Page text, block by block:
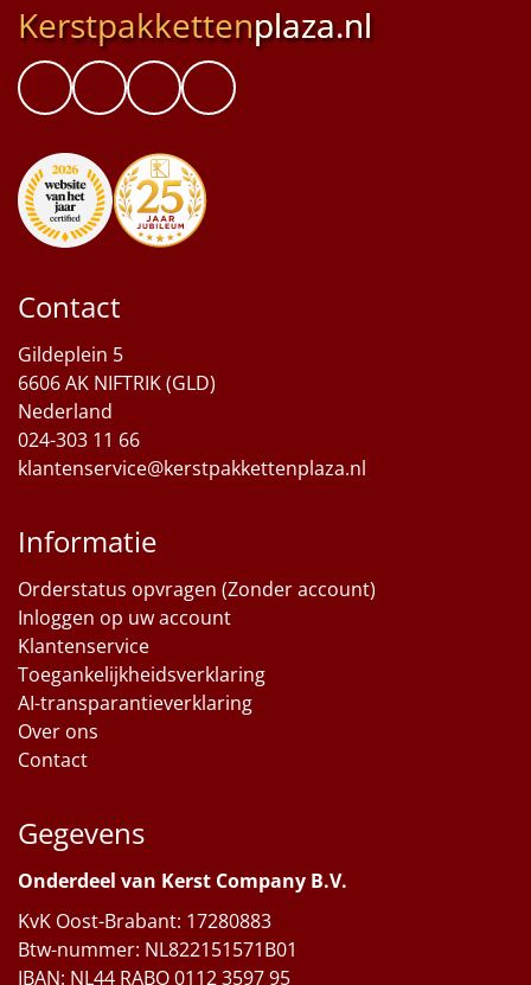
Kerstpakkettenplaza.nl
Contact
Gildeplein 5
6606 AK NIFTRIK (GLD)
Nederland
024-303 11 66
klantenservice@kerstpakkettenplaza.nl
Informatie
Orderstatus opvragen (Zonder account)
Inloggen op uw account
Klantenservice
Toegankelijkheidsverklaring
AI-transparantieverklaring
Over ons
Contact
Gegevens
Onderdeel van Kerst Company B.V.
KvK Oost-Brabant: 17280883
Btw-nummer: NL822151571B01
IBAN: NL44 RABO 0112 3597 95